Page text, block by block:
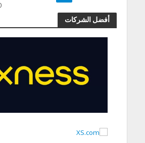
أفضل الشركات